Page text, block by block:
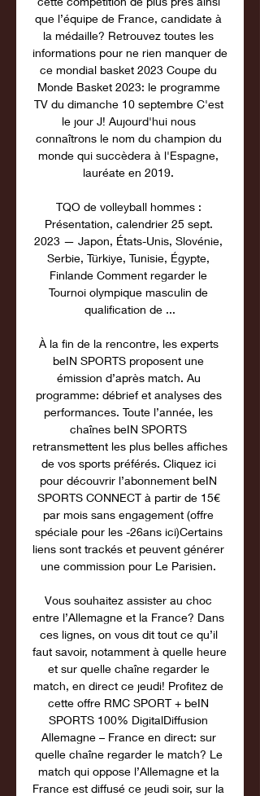
que l’équipe de France, candidate à
la médaille? Retrouvez toutes les
informations pour ne rien manquer de
ce mondial basket 2023 Coupe du
Monde Basket 2023: le programme
TV du dimanche 10 septembre C'est
le jour J! Aujourd'hui nous
connaîtrons le nom du champion du
monde qui succèdera à l'Espagne,
lauréate en 2019.
TQO de volleyball hommes :
Présentation, calendrier 25 sept.
2023 — Japon, États-Unis, Slovénie,
Serbie, Türkiye, Tunisie, Égypte,
Finlande Comment regarder le
Tournoi olympique masculin de
qualification de ...
À la fin de la rencontre, les experts
beIN SPORTS proposent une
émission d’après match. Au
programme: débrief et analyses des
performances. Toute l’année, les
chaînes beIN SPORTS
retransmettent les plus belles affiches
de vos sports préférés. Cliquez ici
pour découvrir l’abonnement beIN
SPORTS CONNECT à partir de 15€
par mois sans engagement (offre
spéciale pour les -26ans ici)Certains
liens sont trackés et peuvent générer
une commission pour Le Parisien.
Vous souhaitez assister au choc
entre l’Allemagne et la France? Dans
ces lignes, on vous dit tout ce qu’il
faut savoir, notamment à quelle heure
et sur quelle chaîne regarder le
match, en direct ce jeudi! Profitez de
cette offre RMC SPORT + beIN
SPORTS 100% DigitalDiffusion
Allemagne – France en direct: sur
quelle chaîne regarder le match? Le
match qui oppose l’Allemagne et la
France est diffusé ce jeudi soir, sur la